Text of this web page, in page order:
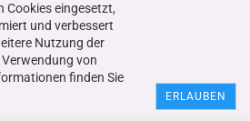
Cookies eingesetzt,
und verbessert
Nutzung der
von
finden Sie
ERLAUBEN
E330 100g